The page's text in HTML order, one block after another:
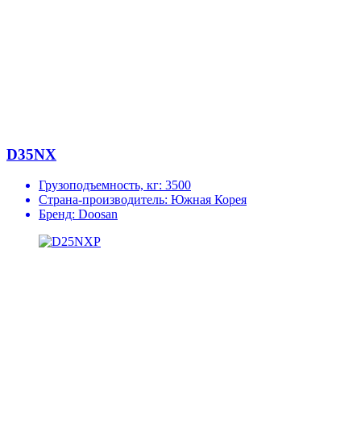
D35NX
Грузоподъемность, кг: 3500
Страна-производитель: Южная Корея
Бренд: Doosan